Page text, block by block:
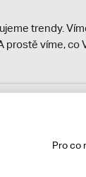
trendy.
víme, co
u správce
Pro co